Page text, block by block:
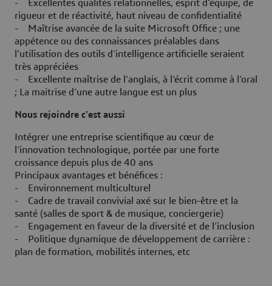
- Excellentes qualités relationnelles, esprit d’équipe, de
rigueur et de réactivité, haut niveau de confidentialité
- Maîtrise avancée de la suite Microsoft Office ; une
appétence ou des connaissances préalables dans
l'utilisation des outils d’intelligence artificielle seraient
très appréciées
- Excellente maîtrise de l’anglais, à l’écrit comme à l’oral
; La maitrise d’une autre langue est un plus
Nous rejoindre c'est aussi
Intégrer une entreprise scientifique au cœur de
l’innovation technologique, portée par une forte
croissance depuis plus de 40 ans
Principaux avantages et bénéfices :
- Environnement multiculturel
- Cadre de travail convivial axé sur le bien-être et la
santé (salles de sport & de musique, conciergerie)
- Engagement en faveur de la diversité et de l’inclusion
- Politique dynamique de développement de carrière :
plan de formation, mobilités internes, etc